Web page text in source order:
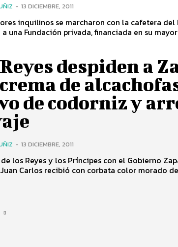
- 13 DICIEMBRE, 2011
inquilinos se marcharon con la cafetera del
una Fundación privada, financiada en su
despiden a
de
de codorniz y
- 13 DICIEMBRE, 2011
los Reyes y los Príncipes con el Gobierno
Carlos recibió con corbata color morado